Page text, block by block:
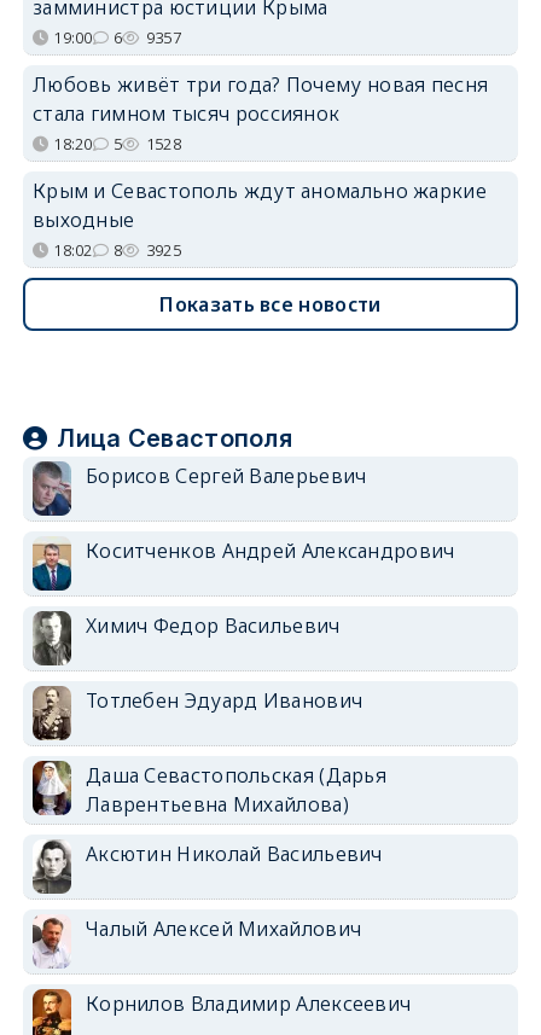
замминистра юстиции Крыма
19:00 6 9357
Любовь живёт три года? Почему новая песня
стала гимном тысяч россиянок
18:20 5 1528
Крым и Севастополь ждут аномально жаркие
выходные
18:02 8 3925
Показать все новости
Лица Севастополя
Борисов Сергей Валерьевич
Коситченков Андрей Александрович
Химич Федор Васильевич
Тотлебен Эдуард Иванович
Даша Севастопольская (Дарья
Лаврентьевна Михайлова)
Аксютин Николай Васильевич
Чалый Алексей Михайлович
Корнилов Владимир Алексеевич